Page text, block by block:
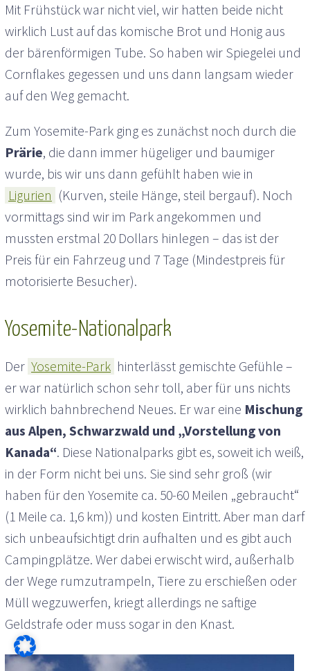
Mit Frühstück war nicht viel, wir hatten beide nicht
wirklich Lust auf das komische Brot und Honig aus
der bärenförmigen Tube. So haben wir Spiegelei und
Cornflakes gegessen und uns dann langsam wieder
auf den Weg gemacht.
Zum Yosemite-Park ging es zunächst noch durch die
Prärie, die dann immer hügeliger und baumiger
wurde, bis wir uns dann gefühlt haben wie in
Ligurien (Kurven, steile Hänge, steil bergauf). Noch
vormittags sind wir im Park angekommen und
mussten erstmal 20 Dollars hinlegen – das ist der
Preis für ein Fahrzeug und 7 Tage (Mindestpreis für
motorisierte Besucher).
Yosemite-Nationalpark
Der Yosemite-Park hinterlässt gemischte Gefühle –
er war natürlich schon sehr toll, aber für uns nichts
wirklich bahnbrechend Neues. Er war eine Mischung
aus Alpen, Schwarzwald und „Vorstellung von
Kanada“. Diese Nationalparks gibt es, soweit ich weiß,
in der Form nicht bei uns. Sie sind sehr groß (wir
haben für den Yosemite ca. 50-60 Meilen „gebraucht“
(1 Meile ca. 1,6 km)) und kosten Eintritt. Aber man darf
sich unbeaufsichtigt drin aufhalten und es gibt auch
Campingplätze. Wer dabei erwischt wird, außerhalb
der Wege rumzutrampeln, Tiere zu erschießen oder
Müll wegzuwerfen, kriegt allerdings ne saftige
Geldstrafe oder muss sogar in den Knast.